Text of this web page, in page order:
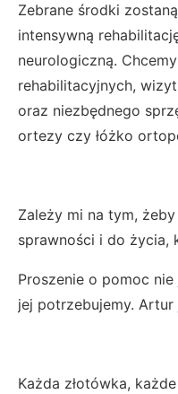
Zebrane środki
intensywną
neurologiczną.
rehabilitacyjnych,
oraz niezbędnego
ortezy czy łóżko
Zależy mi na tym,
sprawności i do życia,
Proszenie o pomoc
jej potrzebujemy.
Każda złotówka,